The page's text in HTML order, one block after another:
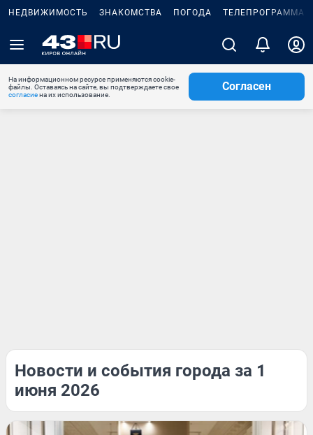
НЕДВИЖИМОСТЬ ЗНАКОМСТВА ПОГОДА ТЕЛЕПРОГРАММА
На информационном ресурсе применяются cookie-
файлы. Оставаясь на сайте, вы подтверждаете свое
согласиена их использование.
Согласен
Новости и события города за 1
июня 2026